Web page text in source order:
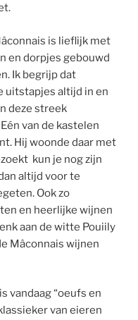
is lieflijk met
en dorpjes gebouwd
Ik begrijp dat
uitstapjes altijd in en
deze streek
van de kastelen
Hij woonde daar met
kun je nog zijn
altijd voor te
Ook zo
en heerlijke wijnen
aan de witte Pouiily
Mâconnais wijnen
vandaag “oeufs en
van eieren